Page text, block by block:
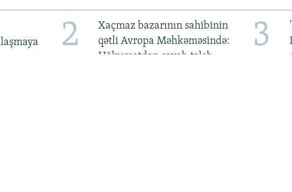
2
Xaçmaz bazarının sahibinin
qətli Avropa Məhkəməsində:
Hökumətdən cavab tələb
3